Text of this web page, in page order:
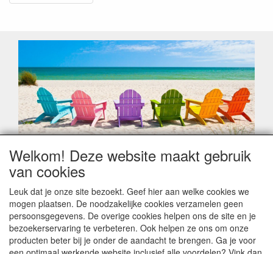
Geachte klant,
Zoals elk jaar zorgt de verlofperiode, naast een hoop
leveringsproblemen.
Sommige fabrikanten sluiten of werken met een
vakantiebezetting.
Bestellingen die vanaf +/- 15 juli geplaatst worden kunnen
hierdoor vertraging oplopen. Wanneer die voorradig is en alle
Welkom! Deze website maakt gebruik
van cookies
Leuk dat je onze site bezoekt. Geef hier aan welke cookies we
mogen plaatsen. De noodzakelijke cookies verzamelen geen
persoonsgegevens. De overige cookies helpen ons de site en je
bezoekerservaring te verbeteren. Ook helpen ze ons om onze
producten beter bij je onder de aandacht te brengen. Ga je voor